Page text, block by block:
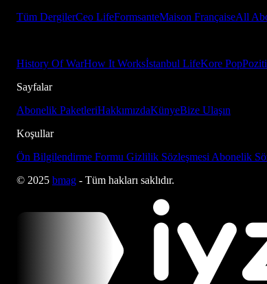
Tüm DergilerCeo LifeFormsanteMaison FrançaiseAll
History Of WarHow It Worksİstanbul LifeKore Pop
Sayfalar
Abonelik PaketleriHakkımızdaKünyeBize Ulaşın
Koşullar
Ön Bilgilendirme Formu Gizlilik Sözleşmesi Abonelik
© 2025 bmag - Tüm hakları saklıdır.